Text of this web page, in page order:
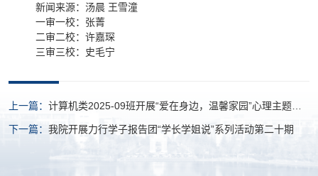
新闻来源：汤晨 王雪潼
一审一校：张菁
二审二校：许嘉琛
三审三校：史毛宁
上一篇： 计算机类2025-09班开展“爱在身边，温馨家园”心理主题班
会
下一篇： 我院开展力行学子报告团“学长学姐说”系列活动第二十期